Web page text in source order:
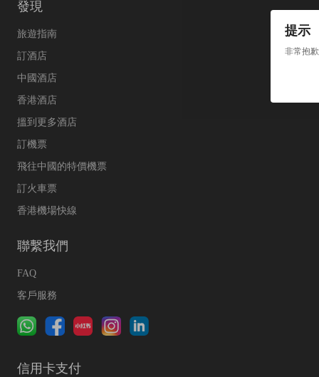
提示
非常抱
發現
旅遊指南
訂酒店
中國酒店
香港酒店
搵到更多酒店
訂機票
飛往中國的特價機票
訂火車票
香港機場快線
聯繫我們
FAQ
客戶服務
信用卡支付